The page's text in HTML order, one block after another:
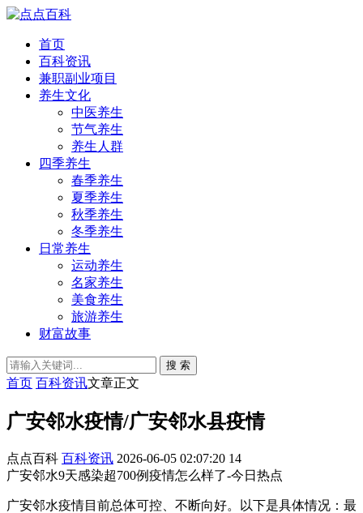
首页
百科资讯
兼职副业项目
养生文化
中医养生
节气养生
养生人群
四季养生
春季养生
夏季养生
秋季养生
冬季养生
日常养生
运动养生
名家养生
美食养生
旅游养生
财富故事
搜 索
首页 百科资讯文章正文
广安邻水疫情/广安邻水县疫情
点点百科 百科资讯 2026-06-05 02:07:20 14
广安邻水9天感染超700例疫情怎么样了-今日热点
广安邻水疫情目前总体可控、不断向好。以下是具体情况：最